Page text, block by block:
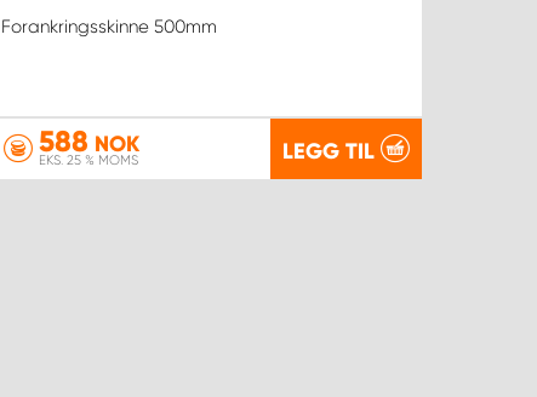
Forankringsskinne 500mm
588 NOK
EKS. 25 % MOMS LEGG TIL